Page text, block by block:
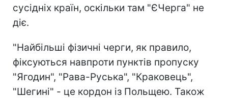
сусідніх країн, оскільки там "ЄЧерга" не
діє.
"Найбільші фізичні черги, як правило,
фіксуються навпроти пунктів пропуску
"Ягодин", "Рава-Руська", "Краковець",
"Шегині" - це кордон із Польщею. Також